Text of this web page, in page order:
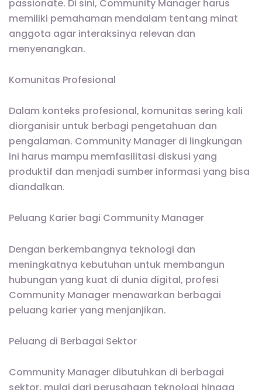
passionate. Di sini, Community Manager harus
memiliki pemahaman mendalam tentang minat
anggota agar interaksinya relevan dan
menyenangkan.
Komunitas Profesional
Dalam konteks profesional, komunitas sering kali
diorganisir untuk berbagi pengetahuan dan
pengalaman. Community Manager di lingkungan
ini harus mampu memfasilitasi diskusi yang
produktif dan menjadi sumber informasi yang bisa
diandalkan.
Peluang Karier bagi Community Manager
Dengan berkembangnya teknologi dan
meningkatnya kebutuhan untuk membangun
hubungan yang kuat di dunia digital, profesi
Community Manager menawarkan berbagai
peluang karier yang menjanjikan.
Peluang di Berbagai Sektor
Community Manager dibutuhkan di berbagai
sektor, mulai dari perusahaan teknologi hingga